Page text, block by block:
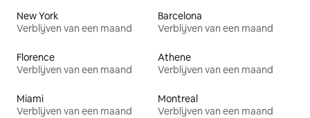
New York
Verblijven van een maand
Barcelona
Verblijven van een maand
Florence
Verblijven van een maand
Athene
Verblijven van een maand
Miami
Verblijven van een maand
Montreal
Verblijven van een maand